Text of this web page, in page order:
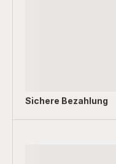
Sichere Bezahlung